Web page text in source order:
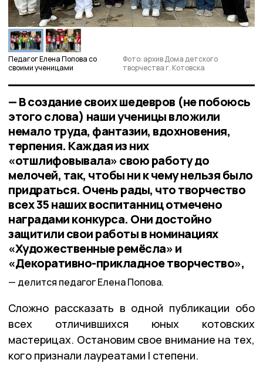
Педагог Елена Попова со
своими ученицами
Фото: архив Дома детского
творчества г. Котовска
— В создание своих шедевров (не побоюсь
этого слова) наши ученицы вложили
немало труда, фантазии, вдохновения,
терпения. Каждая из них
«отшлифовывала» свою работу до
мелочей, так, чтобы ни к чему нельзя было
придраться. Очень рады, что творчество
всех 35 наших воспитанниц отмечено
наградами конкурса. Они достойно
защитили свои работы в номинациях
«Художественные ремёсла» и
«Декоративно-прикладное творчество»,
делится педагог Елена Попова.
Сложно рассказать в одной публикации обо
всех отличившихся юных котовских
мастерицах. Остановим свое внимание на тех,
кого признали лауреатами I степени.